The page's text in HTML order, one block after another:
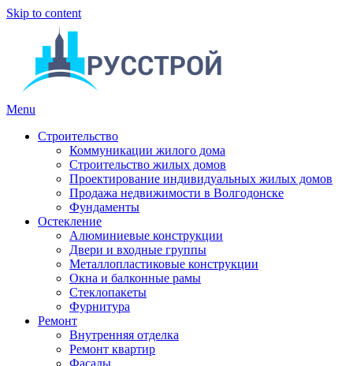
Skip to content
Menu
Строительство
Коммуникации жилого дома
Строительство жилых домов
Проектирование индивидуальных жилых домов
Продажа недвижимости в Волгодонске
Фундаменты
Остекление
Алюминиевые конструкции
Двери и входные группы
Металлопластиковые конструкции
Окна и балконные рамы
Стеклопакеты
Фурнитура
Ремонт
Внутренняя отделка
Ремонт квартир
Фасады